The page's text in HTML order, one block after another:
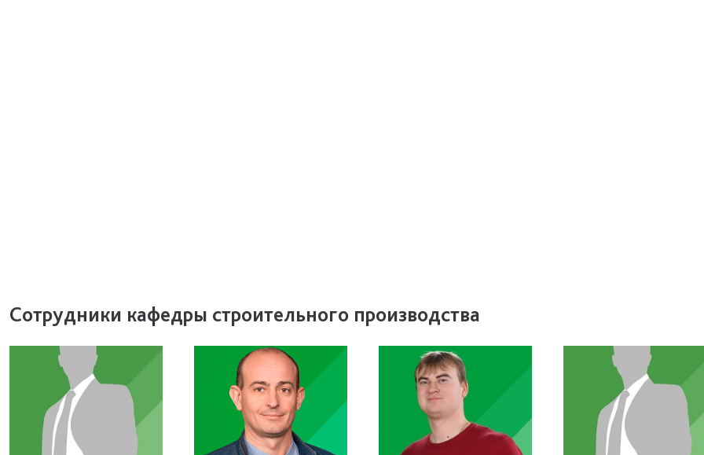
Сотрудники кафедры строительного производства